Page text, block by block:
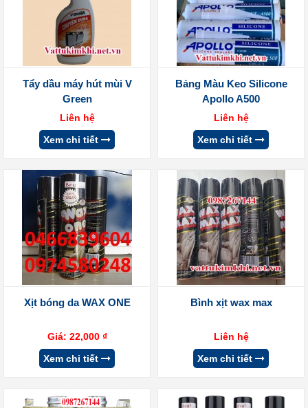
Tẩy dầu máy hút mùi V
Green
Liên hệ
Xem chi tiết
Bảng Màu Keo Silicone
Apollo A500
Liên hệ
Xem chi tiết
Xịt bóng da WAX ONE
Giá: 22,000 ₫
Xem chi tiết
Bình xịt wax max
Liên hệ
Xem chi tiết